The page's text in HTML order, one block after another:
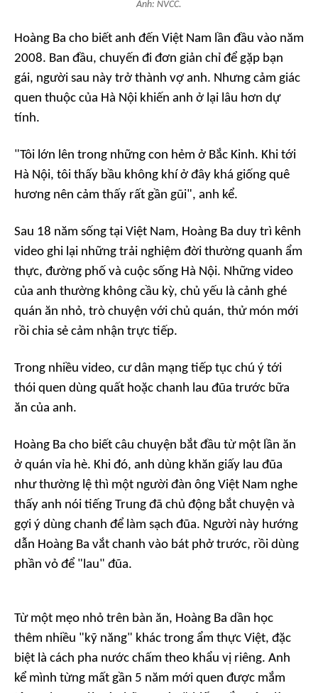
Ảnh: NVCC.
Hoàng Ba cho biết anh đến Việt Nam lần đầu vào năm
2008. Ban đầu, chuyến đi đơn giản chỉ để gặp bạn
gái, người sau này trở thành vợ anh. Nhưng cảm giác
quen thuộc của Hà Nội khiến anh ở lại lâu hơn dự
tính.
"Tôi lớn lên trong những con hẻm ở Bắc Kinh. Khi tới
Hà Nội, tôi thấy bầu không khí ở đây khá giống quê
hương nên cảm thấy rất gần gũi", anh kể.
Sau 18 năm sống tại Việt Nam, Hoàng Ba duy trì kênh
video ghi lại những trải nghiệm đời thường quanh ẩm
thực, đường phố và cuộc sống Hà Nội. Những video
của anh thường không cầu kỳ, chủ yếu là cảnh ghé
quán ăn nhỏ, trò chuyện với chủ quán, thử món mới
rồi chia sẻ cảm nhận trực tiếp.
Trong nhiều video, cư dân mạng tiếp tục chú ý tới
thói quen dùng quất hoặc chanh lau đũa trước bữa
ăn của anh.
Hoàng Ba cho biết câu chuyện bắt đầu từ một lần ăn
ở quán vỉa hè. Khi đó, anh dùng khăn giấy lau đũa
như thường lệ thì một người đàn ông Việt Nam nghe
thấy anh nói tiếng Trung đã chủ động bắt chuyện và
gợi ý dùng chanh để làm sạch đũa. Người này hướng
dẫn Hoàng Ba vắt chanh vào bát phở trước, rồi dùng
phần vỏ để "lau" đũa.
Từ một mẹo nhỏ trên bàn ăn, Hoàng Ba dần học
thêm nhiều "kỹ năng" khác trong ẩm thực Việt, đặc
biệt là cách pha nước chấm theo khẩu vị riêng. Anh
kể mình từng mất gần 5 năm mới quen được mắm